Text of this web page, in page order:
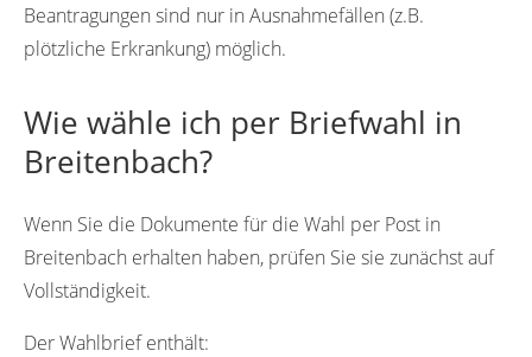
Beantragungen sind nur in Ausnahmefällen (z.B.
plötzliche Erkrankung) möglich.
Wie wähle ich per Briefwahl in
Breitenbach?
Wenn Sie die Dokumente für die Wahl per Post in
Breitenbach erhalten haben, prüfen Sie sie zunächst auf
Vollständigkeit.
Der Wahlbrief enthält: